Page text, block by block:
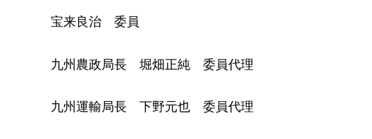
宝来良治 委員
九州農政局長 堀畑正純 委員代理
九州運輸局長 下野元也 委員代理